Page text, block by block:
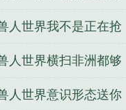
人世界我不是正在抢
人世界横扫非洲都够
人世界意识形态送你